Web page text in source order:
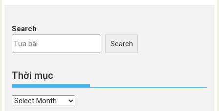
Search
Search
Thời mục
Thời